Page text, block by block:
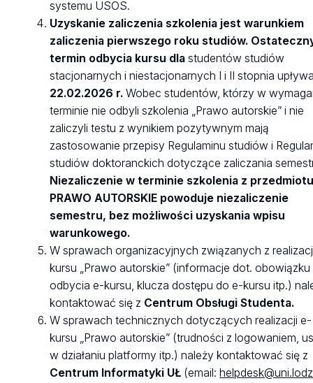
systemu USOS.
Uzyskanie zaliczenia szkolenia jest warunkiem
zaliczenia pierwszego roku studiów.
termin odbycia kursu dlastudentów studiów
stacjonarnych i niestacjonarnych I i II stopnia
22.02.2026 r. Wobec studentów, którzy w
terminie nie odbyli szkolenia „Prawo autorskie” i nie
zaliczyli testu z wynikiem pozytywnym mają
zastosowanie przepisy Regulaminu studiów i
studiów doktoranckich dotyczące zaliczania
Niezaliczenie w terminie szkolenia z
PRAWO AUTORSKIE powoduje niezaliczenie
semestru, bez możliwości uzyskania wpisu
warunkowego.
W sprawach organizacyjnych związanych z
kursu „Prawo autorskie” (informacje dot. obowiązku
odbycia e-kursu, klucza dostępu do e-kursu itp.)
kontaktować się z Centrum Obsługi Studenta.
W sprawach technicznych dotyczących realizacji e-
kursu „Prawo autorskie” (trudności z logowaniem,
w działaniu platformy itp.) należy kontaktować się z
Centrum Informatyki UŁ (email: